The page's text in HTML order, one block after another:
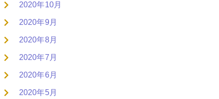
2020年10月
2020年9月
2020年8月
2020年7月
2020年6月
2020年5月